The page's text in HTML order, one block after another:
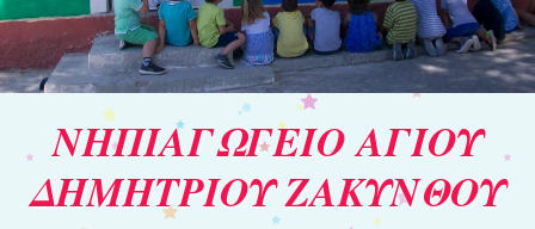
ΝΗΠΙΑΓΩΓΕΙΟ ΑΓΙΟΥ
ΔΗΜΗΤΡΙΟΥ ΖΑΚΥΝΘΟΥ